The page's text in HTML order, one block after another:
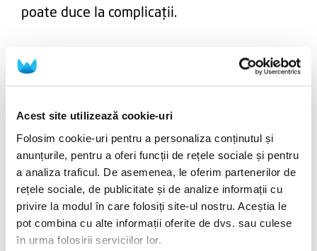
Acest site utilizează cookie-uri
Folosim cookie-uri pentru a personaliza conținutul și
anunțurile, pentru a oferi funcții de rețele sociale și pentru
a analiza traficul. De asemenea, le oferim partenerilor de
rețele sociale, de publicitate și de analize informații cu
privire la modul în care folosiți site-ul nostru. Aceștia le
pot combina cu alte informații oferite de dvs. sau culese
în urma folosirii serviciilor lor.
poate duce la complicații.
Când trebuie să mergi la urgență, chiar
gestionată acasă și necesită intervenție medicală
imediată. Când este cazul să te îndrepți către unul din
spitalele care oferă servicii stomatologice în regim de
urgență?
Durere intensă, insuportabilă, care nu